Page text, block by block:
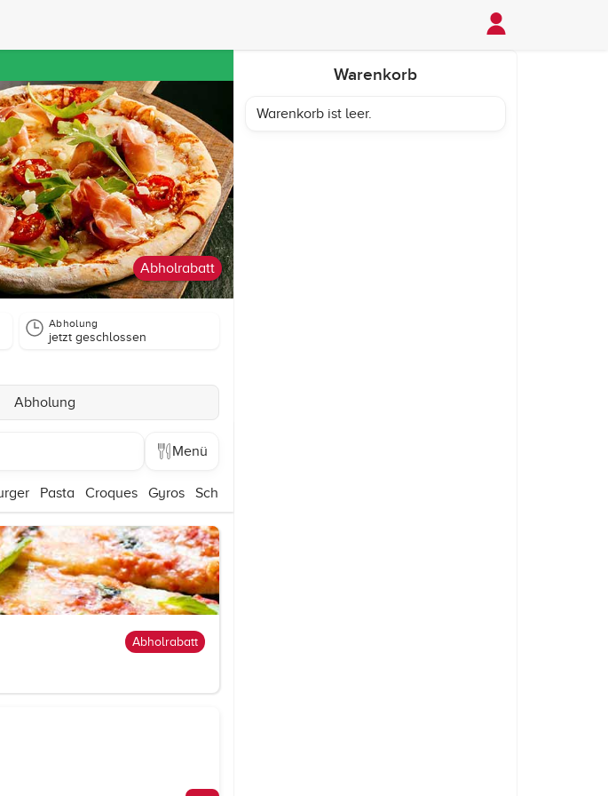
Abholrabatt
Abholung
jetzt geschlossen
Abholung
Menü
Pasta Croques Gyros Schnitzel
Abholrabatt
Warenkorb
Warenkorb ist leer.